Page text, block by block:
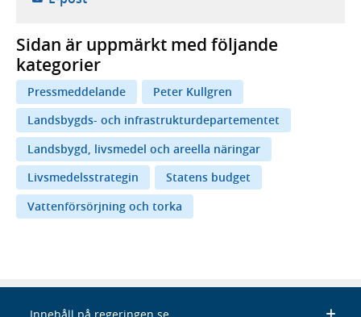
Sidan är uppmärkt med följande
kategorier
Pressmeddelande
Peter Kullgren
Landsbygds- och infrastrukturdepartementet
Landsbygd, livsmedel och areella näringar
Livsmedelsstrategin
Statens budget
Vattenförsörjning och torka
Innehåll på regeringen.se